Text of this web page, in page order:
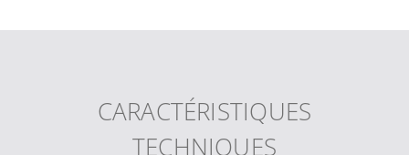
CARACTÉRISTIQUES
TECHNIQUES